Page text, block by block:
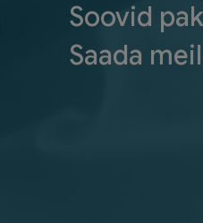
Soovid
Saada